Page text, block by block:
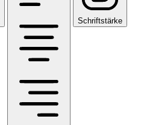
Schriftstärke